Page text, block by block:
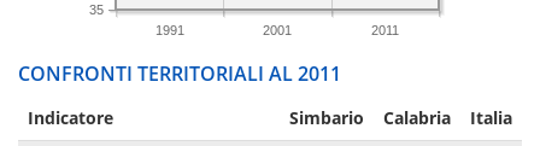
1991 2001 2011
35
CONFRONTI TERRITORIALI AL 2011
Indicatore Simbario Calabria Italia